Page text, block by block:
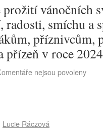
prožití vánočních
radosti, smíchu a
příznivcům,
přízeň v roce
nejsou povoleny
Lucie Ráczová